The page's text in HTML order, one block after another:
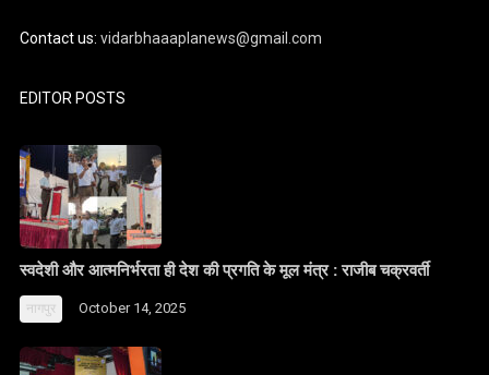
Contact us:vidarbhaaaplanews@gmail.com
EDITOR POSTS
स्वदेशी और आत्मनिर्भरता ही देश की प्रगति के मूल मंत्र : राजीब चक्रवर्ती
नागपुर October 14, 2025